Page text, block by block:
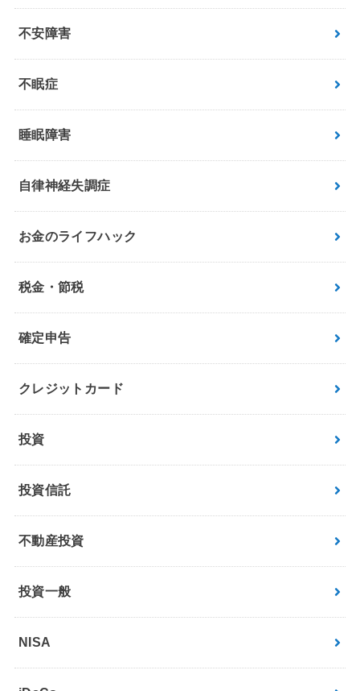
不安障害
不眠症
睡眠障害
自律神経失調症
お金のライフハック
税金・節税
確定申告
クレジットカード
投資
投資信託
不動産投資
投資一般
NISA